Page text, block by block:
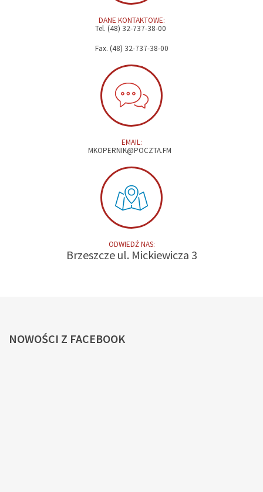
DANE KONTAKTOWE:
Tel. (48) 32-737-38-00
Fax. (48) 32-737-38-00
EMAIL:
MKOPERNIK@POCZTA.FM
ODWIEDŹ NAS:
Brzeszcze ul. Mickiewicza 3
NOWOŚCI Z FACEBOOK